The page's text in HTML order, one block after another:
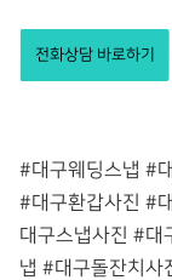
전화상담 바로하기
#대구웨딩스냅 #
#대구환갑사진 #
대구스냅사진 #대
냅 #대구돌잔치사